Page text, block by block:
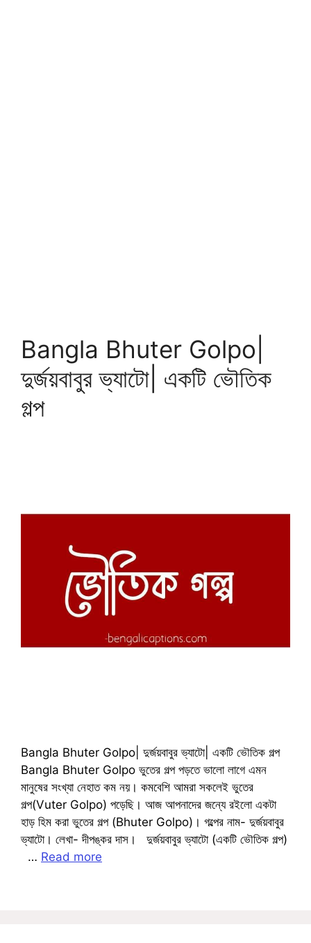
Bangla Bhuter Golpo|
দুর্জয়বাবুর ভ্যাটো| একটি ভৌতিক
গল্প
Bangla Bhuter Golpo| দুর্জয়বাবুর ভ্যাটো| একটি ভৌতিক গল্প
Bangla Bhuter Golpo ভুতের গল্প পড়তে ভালো লাগে এমন
মানুষের সংখ্যা নেহাত কম নয়। কমবেশি আমরা সকলেই ভুতের
গল্প(Vuter Golpo) পড়েছি। আজ আপনাদের জন্যে রইলো একটা
হাড় হিম করা ভুতের গল্প (Bhuter Golpo)। গল্পের নাম- দুর্জয়বাবুর
ভ্যাটো। লেখা- দীপঙ্কর দাস। দুর্জয়বাবুর ভ্যাটো (একটি ভৌতিক গল্প)
… Read more